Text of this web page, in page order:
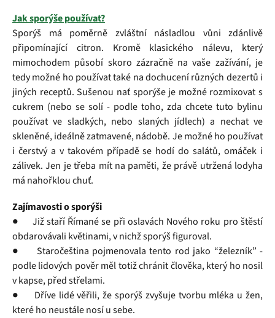
Jak sporýše používat?
Sporýš má poměrně zvláštní násladlou vůni zdánlivě
připomínající citron. Kromě klasického nálevu, který
mimochodem působí skoro zázračně na vaše zažívání, je
tedy možné ho používat také na dochucení různých dezertů i
jiných receptů. Sušenou nať sporýše je možné rozmixovat s
cukrem (nebo se solí - podle toho, zda chcete tuto bylinu
používat ve sladkých, nebo slaných jídlech) a nechat ve
skleněné, ideálně zatmavené, nádobě. Je možné ho používat
i čerstvý a v takovém případě se hodí do salátů, omáček i
zálivek. Jen je třeba mít na paměti, že právě utržená lodyha
má nahořklou chuť.
Zajímavosti o sporýši
● Již staří Římané se při oslavách Nového roku pro štěstí
obdarovávali květinami, v nichž sporýš figuroval.
● Staročeština pojmenovala tento rod jako “železník” -
podle lidových pověr měl totiž chránit člověka, který ho nosil
v kapse, před střelami.
● Dříve lidé věřili, že sporýš zvyšuje tvorbu mléka u žen,
které ho neustále nosí u sebe.